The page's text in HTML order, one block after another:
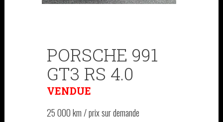
PORSCHE 991
GT3 RS 4.0
VENDUE
25 000 km / prix sur demande